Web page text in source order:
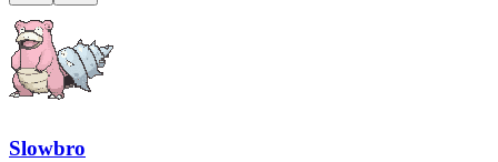
Slowbro